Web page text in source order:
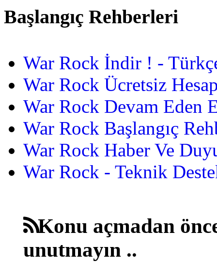
Başlangıç Rehberleri
War Rock İndir ! -
War Rock Ücretsiz
War Rock Devam Eden
War Rock Başlangıç
War Rock Haber Ve
War Rock - Teknik
Konu açmadan
unutmayın ..